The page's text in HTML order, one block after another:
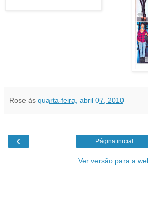
Rose às quarta-feira, abril 07, 2010
‹ Página inicial
Ver versão para a